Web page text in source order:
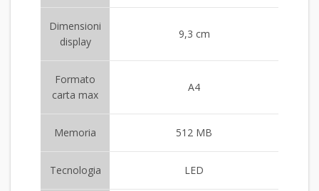
Dimensioni
display
9,3 cm
Formato
carta max
A4
Memoria 512 MB
Tecnologia LED